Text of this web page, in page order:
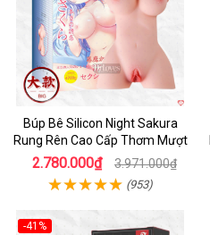
Búp Bê Silicon Night Sakura
Rung Rên Cao Cấp Thơm Mượt
2.780.000₫ 3.971.000₫
(953)
-41%